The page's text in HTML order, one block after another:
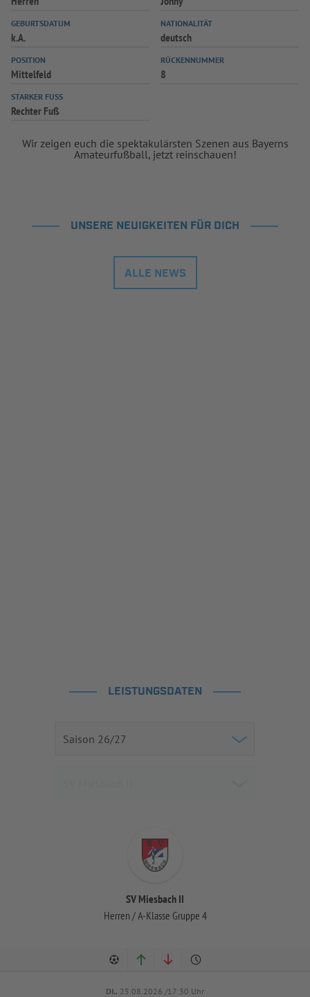
GEBURTSDATUM
k.A.
NATIONALITÄT
deutsch
POSITION
Mittelfeld
RÜCKENNUMMER
8
STARKER FUSS
Rechter Fuß
Wir zeigen euch die spektakulärsten Szenen aus Bayerns
Amateurfußball, jetzt reinschauen!
UNSERE NEUIGKEITEN FÜR DICH
ALLE NEWS
LEISTUNGSDATEN
SV Miesbach II
Herren / A-Klasse Gruppe 4
DI.. 25.08.2026 /17:30 Uhr